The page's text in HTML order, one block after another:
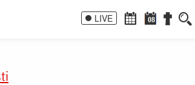
LIVE 08